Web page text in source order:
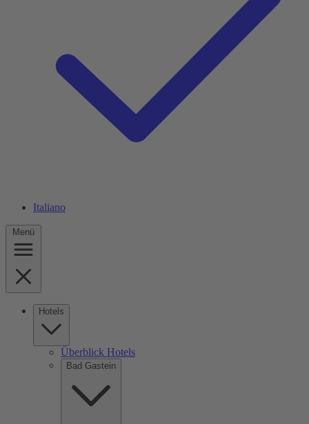
Italiano
Menü
Hotels
Überblick Hotels
Bad Gastein